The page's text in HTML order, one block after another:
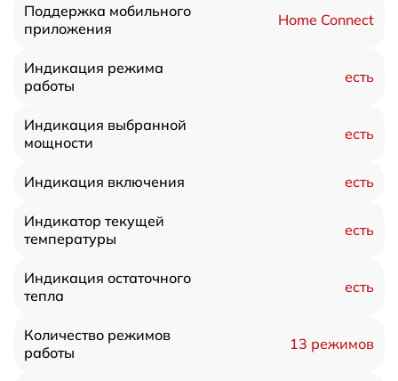
Поддержка мобильного
приложения
Home Connect
Индикация режима
работы
есть
Индикация выбранной
мощности
есть
Индикация включения есть
Индикатор текущей
температуры
есть
Индикация остаточного
тепла
есть
Количество режимов
работы
13 режимов